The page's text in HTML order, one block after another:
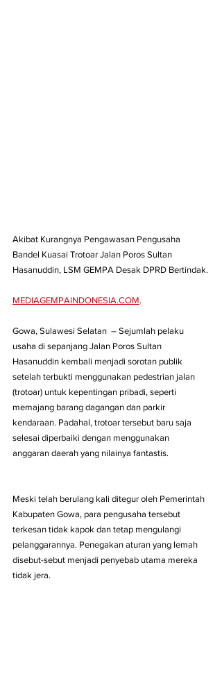
Akibat Kurangnya Pengawasan Pengusaha
Bandel Kuasai Trotoar Jalan Poros Sultan
Hasanuddin, LSM GEMPA Desak DPRD Bertindak.
MEDIAGEMPAINDONESIA.COM.
Gowa, Sulawesi Selatan  – Sejumlah pelaku
usaha di sepanjang Jalan Poros Sultan
Hasanuddin kembali menjadi sorotan publik
setelah terbukti menggunakan pedestrian jalan
(trotoar) untuk kepentingan pribadi, seperti
memajang barang dagangan dan parkir
kendaraan. Padahal, trotoar tersebut baru saja
selesai diperbaiki dengan menggunakan
anggaran daerah yang nilainya fantastis.
Meski telah berulang kali ditegur oleh Pemerintah
Kabupaten Gowa, para pengusaha tersebut
terkesan tidak kapok dan tetap mengulangi
pelanggarannya. Penegakan aturan yang lemah
disebut-sebut menjadi penyebab utama mereka
tidak jera.